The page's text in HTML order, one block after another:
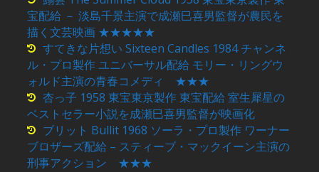
宝配給 － 淡島千景主演で成瀬巳喜男監督が農民を
描く文芸映画 ★★★★★
すてきな片想い Sixteen Candles 1984 チャンネ
ル・プロ製作 ユニバーサル配給 モリー・リングウ
ォルド主演の青春コメディ ★★★
杏っ子 1958 東宝東京製作 東宝配給 室生犀星の
ベストセラー小説を成瀬巳喜男監督が映画化
ブリット Bullit 1968 ソーラ・プロ製作 ワーナー
ブロザーズ配給 – スティーブ・マックイーン主演の
刑事アクション ★★★